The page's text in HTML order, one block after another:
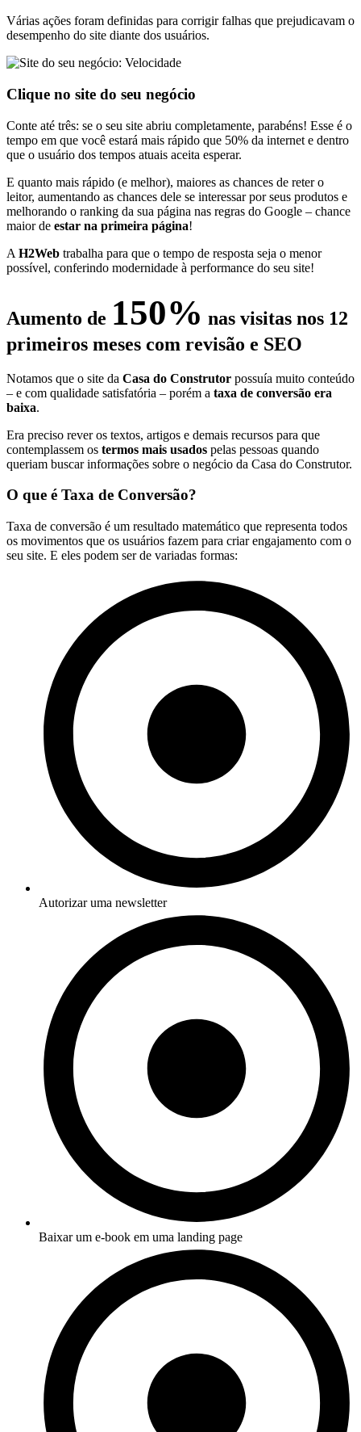
Várias ações foram definidas para corrigir falhas que prejudicavam o
desempenho do site diante dos usuários.
Clique no site do seu negócio
Conte até três: se o seu site abriu completamente, parabéns! Esse é o
tempo em que você estará mais rápido que 50% da internet e dentro
que o usuário dos tempos atuais aceita esperar.
E quanto mais rápido (e melhor), maiores as chances de reter o
leitor, aumentando as chances dele se interessar por seus produtos e
melhorando o ranking da sua página nas regras do Google – chance
maior de estar na primeira página!
A H2Web trabalha para que o tempo de resposta seja o menor
possível, conferindo modernidade à performance do seu site!
Aumento de 150% nas visitas nos 12
primeiros meses com revisão e SEO
Notamos que o site da Casa do Construtor possuía muito conteúdo
– e com qualidade satisfatória – porém a taxa de conversão era
baixa.
Era preciso rever os textos, artigos e demais recursos para que
contemplassem os termos mais usados pelas pessoas quando
queriam buscar informações sobre o negócio da Casa do Construtor.
O que é Taxa de Conversão?
Taxa de conversão é um resultado matemático que representa todos
os movimentos que os usuários fazem para criar engajamento com o
seu site. E eles podem ser de variadas formas:
Autorizar uma newsletter
Baixar um e-book em uma landing page